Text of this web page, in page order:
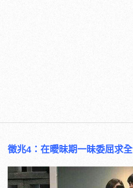
徵兆4：在曖昧期一昧委屈求全